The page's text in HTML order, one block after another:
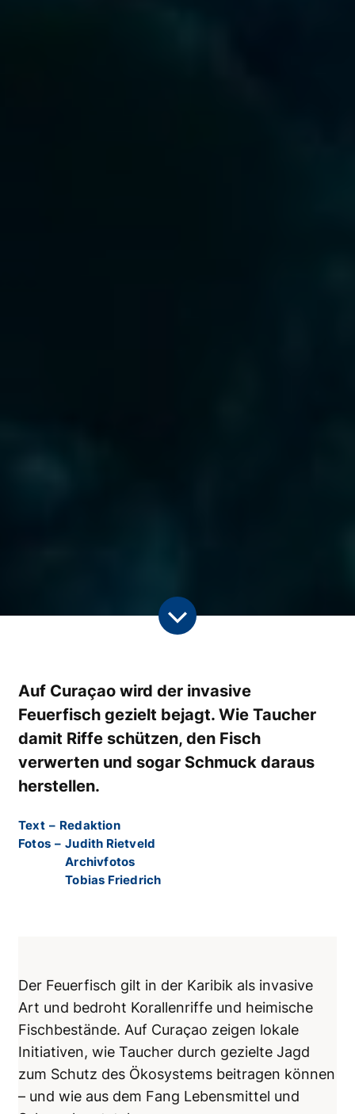
Auf Curaçao wird der invasive
Feuerfisch gezielt bejagt. Wie Taucher
damit Riffe schützen, den Fisch
verwerten und sogar Schmuck daraus
herstellen.
Text – Redaktion
Fotos – Judith Rietveld
Archivfotos
Tobias Friedrich
Der Feuerfisch gilt in der Karibik als invasive
Art und bedroht Korallenriffe und heimische
Fischbestände. Auf Curaçao zeigen lokale
Initiativen, wie Taucher durch gezielte Jagd
zum Schutz des Ökosystems beitragen können
– und wie aus dem Fang Lebensmittel und